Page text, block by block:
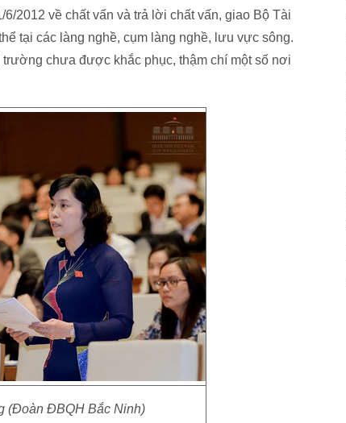
2012 về chất vấn và trả lời chất vấn, giao Bộ Tài
tại các làng nghề, cụm làng nghề, lưu vực sông.
chưa được khắc phục, thậm chí một số nơi
(Đoàn ĐBQH Bắc Ninh)